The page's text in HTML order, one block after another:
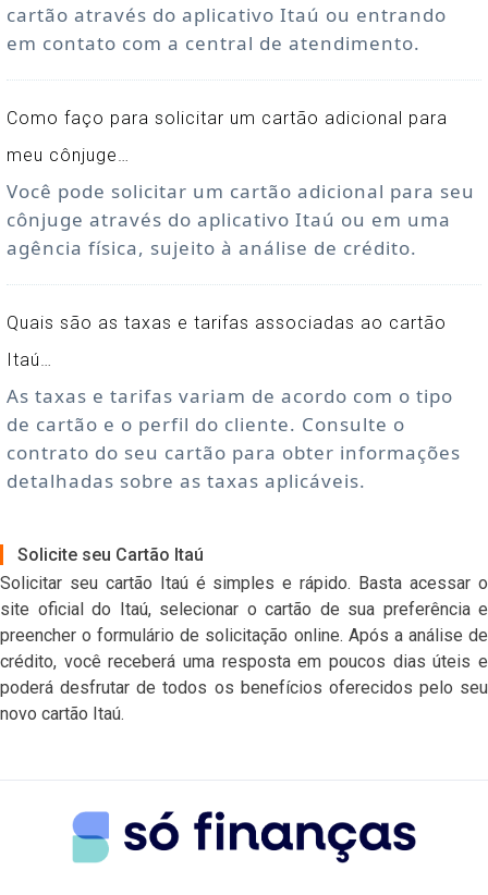
cartão através do aplicativo Itaú ou entrando
em contato com a central de atendimento.
Como faço para solicitar um cartão adicional para
meu cônjuge…
Você pode solicitar um cartão adicional para seu
cônjuge através do aplicativo Itaú ou em uma
agência física, sujeito à análise de crédito.
Quais são as taxas e tarifas associadas ao cartão
Itaú…
As taxas e tarifas variam de acordo com o tipo
de cartão e o perfil do cliente. Consulte o
contrato do seu cartão para obter informações
detalhadas sobre as taxas aplicáveis.
Solicite seu Cartão Itaú
Solicitar seu cartão Itaú é simples e rápido. Basta acessar o
site oficial do Itaú, selecionar o cartão de sua preferência e
preencher o formulário de solicitação online. Após a análise de
crédito, você receberá uma resposta em poucos dias úteis e
poderá desfrutar de todos os benefícios oferecidos pelo seu
novo cartão Itaú.